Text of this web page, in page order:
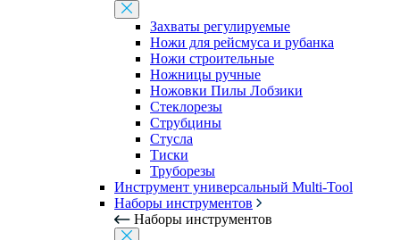
Захваты регулируемые
Ножи для рейсмуса и рубанка
Ножи строительные
Ножницы ручные
Ножовки Пилы Лобзики
Стеклорезы
Струбцины
Стусла
Тиски
Труборезы
Инструмент универсальный Multi-Tool
Наборы инструментов
Наборы инструментов